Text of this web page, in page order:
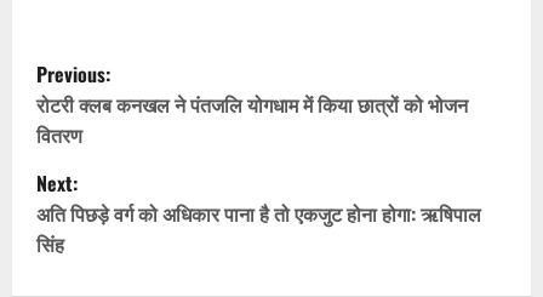
P
o
s
t
n
Previous:
रोटरी क्लब कनखल ने पंतजलि योगधाम में किया छात्रों को भोजन
वितरण
Next:
अति पिछड़े वर्ग को अधिकार पाना है तो एकजुट होना होगा: ऋषिपाल
सिंह